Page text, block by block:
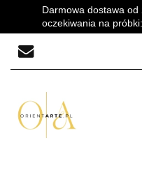
Darmowa dostawa od
oczekiwania na